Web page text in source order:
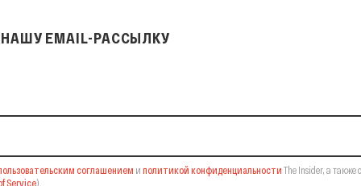
EMAIL-РАССЫЛКУ
соглашением и политикой конфиденциальности The Insider, а также
Service).